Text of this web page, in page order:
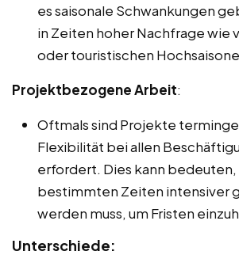
es saisonale Schwankungen
in Zeiten hoher Nachfrage wie
oder touristischen
Projektbezogene Arbeit:
Oftmals sind Projekte
Flexibilität bei allen
erfordert. Dies kann bedeuten,
bestimmten Zeiten intensiver
werden muss, um Fristen
Unterschiede: